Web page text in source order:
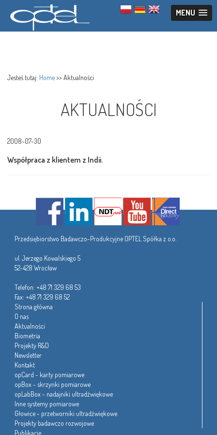
MENU
Jesteś tutaj: Home>> Aktualności
AKTUALNOŚCI
2008-07-30
Współpraca z klientem z Indii.
Przedsiębiorstwo Badawczo-Produkcyjne OPTEL Spółka z o.o.
ul. Jerzego Kowalskiego 5
52-428 Wrocław
Telefon: +48 71 329 68 53
Fax: +48 71 329 68 52
Strona główna
O nas
Aktualności
Biometria
Projekty R&D
Newsletter
Kontakt
opCard - karty pomiarowe
opBox - skrzynki pomiarowe
opLabBox - nadajniki ultradźwiękowe
Inne systemy pomiarowe
Głowice - przetworniki ultradźwiękowe
Projekty badawczo rozwojowe
Publikacje